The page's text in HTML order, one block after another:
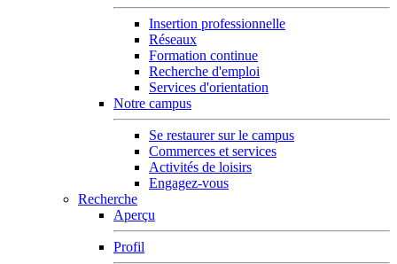
Insertion professionnelle
Réseaux
Formation continue
Recherche d'emploi
Services d'orientation
Notre campus
Se restaurer sur le campus
Commerces et services
Activités de loisirs
Engagez-vous
Recherche
Aperçu
Profil